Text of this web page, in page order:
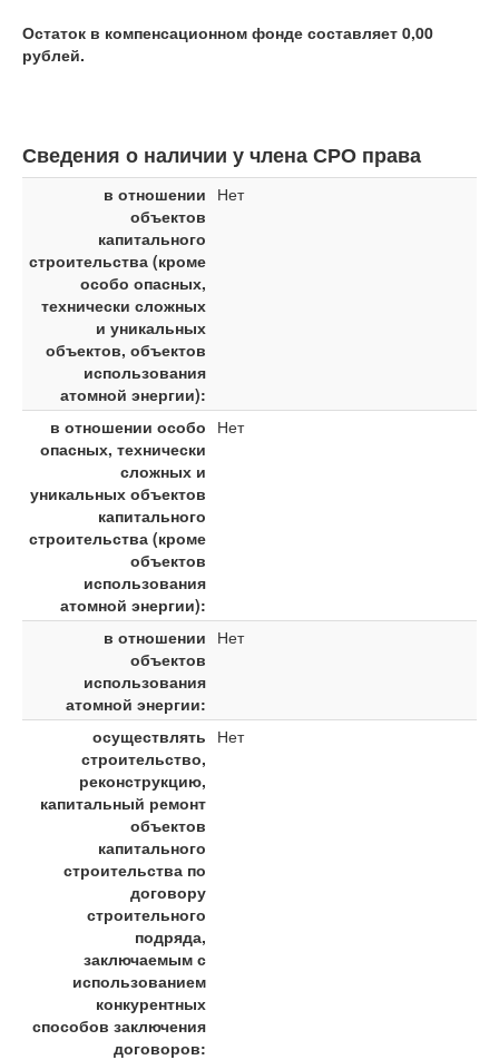
Остаток в компенсационном фонде составляет 0,00
рублей.
Сведения о наличии у члена СРО права
в отношении
объектов
капитального
строительства (кроме
особо опасных,
технически сложных
и уникальных
объектов, объектов
использования
атомной энергии):
Нет
в отношении особо
опасных, технически
сложных и
уникальных объектов
капитального
строительства (кроме
объектов
использования
атомной энергии):
Нет
в отношении
объектов
использования
атомной энергии:
Нет
осуществлять
строительство,
реконструкцию,
капитальный ремонт
объектов
капитального
строительства по
договору
строительного
подряда,
заключаемым с
использованием
конкурентных
способов заключения
договоров:
Нет